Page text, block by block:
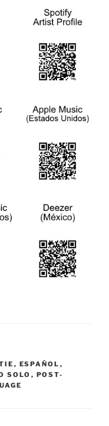
, ESPAÑOL ,
SOLO , POST-